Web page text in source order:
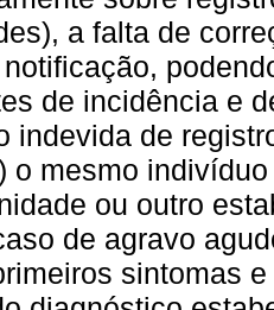
a falta de
de incidência e
indevida de
o mesmo
ou outro
de agravo
sintomas